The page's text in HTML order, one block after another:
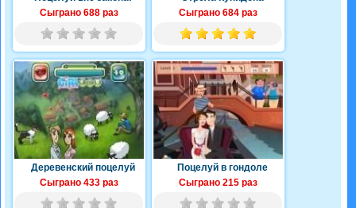
Сыграно 688 раз
Сыграно 684 раз
Деревенский поцелуй
Сыграно 433 раз
Поцелуй в гондоле
Сыграно 215 раз